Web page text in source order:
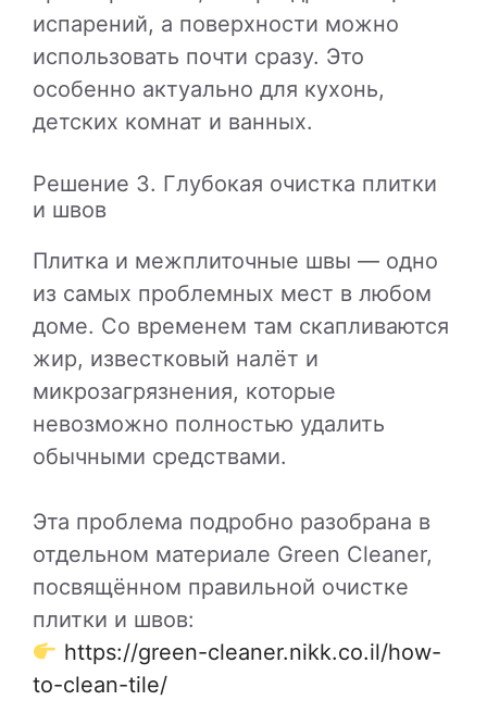
испарений, а поверхности можно
использовать почти сразу. Это
особенно актуально для кухонь,
детских комнат и ванных.
Решение 3. Глубокая очистка плитки
и швов
Плитка и межплиточные швы — одно
из самых проблемных мест в любом
доме. Со временем там скапливаются
жир, известковый налёт и
микрозагрязнения, которые
невозможно полностью удалить
обычными средствами.
Эта проблема подробно разобрана в
отдельном материале Green Cleaner,
посвящённом правильной очистке
плитки и швов:
https://green-cleaner.nikk.co.il/how-
to-clean-tile/